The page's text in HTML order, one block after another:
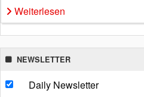
Weiterlesen
NEWSLETTER
Daily Newsletter